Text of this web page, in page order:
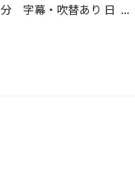
分 字幕・吹替あり 日 ...